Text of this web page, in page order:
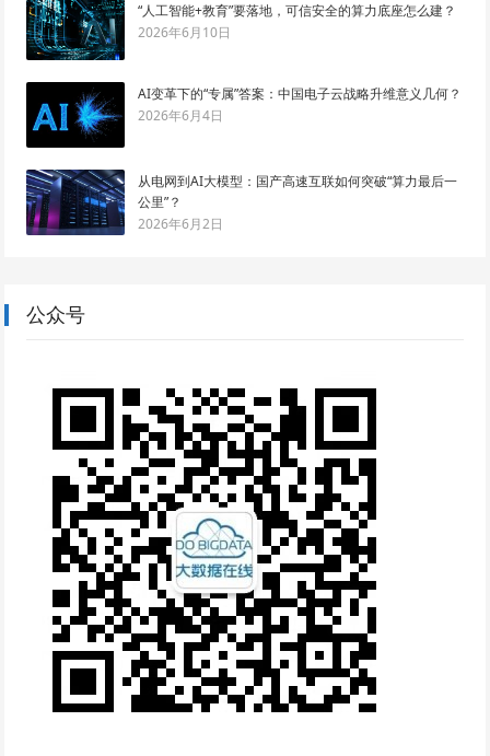
“人工智能+教育”要落地，可信安全的算力底座怎么建？
2026年6月10日
AI变革下的“专属”答案：中国电子云战略升维意义几何？
2026年6月4日
从电网到AI大模型：国产高速互联如何突破“算力最后一
公里”？
2026年6月2日
公众号